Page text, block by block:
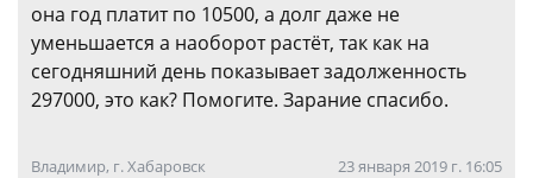
она год платит по 10500, а долг даже не
уменьшается а наоборот растёт, так как на
сегодняшний день показывает задолженность
297000, это как? Помогите. Зарание спасибо.
Владимир, г. Хабаровск 23 января 2019 г. 16:05